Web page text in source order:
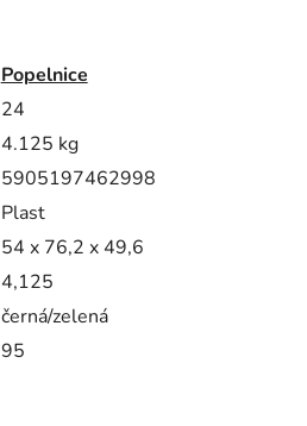
Popelnice
24
4.125 kg
5905197462998
Plast
54 x 76,2 x 49,6
4,125
černá/zelená
95